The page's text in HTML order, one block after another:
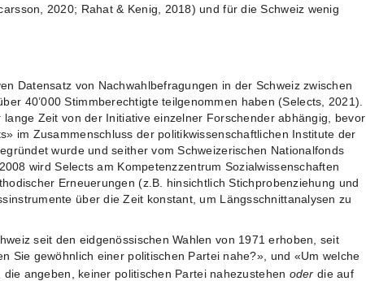
2020; Rahat & Kenig, 2018) und für die Schweiz wenig
Datensatz von Nachwahlbefragungen in der Schweiz zwischen
40’000 Stimmberechtigte teilgenommen haben (Selects, 2021).
lange Zeit von der Initiative einzelner Forschender abhängig, bevor
im Zusammenschluss der politikwissenschaftlichen Institute der
wurde und seither vom Schweizerischen Nationalfonds
wird Selects am Kompetenzzentrum Sozialwissenschaften
Erneuerungen (z.B. hinsichtlich Stichprobenziehung und
über die Zeit konstant, um Längsschnittanalysen zu
seit den eidgenössischen Wahlen von 1971 erhoben, seit
Sie gewöhnlich einer politischen Partei nahe?», und «Um welche
die angeben, keiner politischen Partei nahezustehen oder die auf